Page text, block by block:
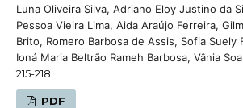
Luna Oliveira Silva, Adriano Eloy Justino da
Pessoa Vieira Lima, Aida Araújo Ferreira,
Brito, Romero Barbosa de Assis, Sofia Suely
Ioná Maria Beltrão Rameh Barbosa, Vânia
215-218
PDF